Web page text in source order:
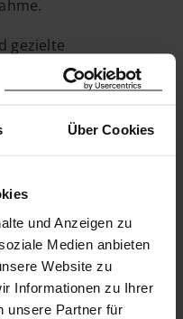
Über Cookies
und Anzeigen zu
Medien anbieten
Website zu
Informationen zu Ihrer
unsere Partner für
gezielte
im Baugewerbe.
echte Lust aufs
Teamfähigkeit.
Belastbarkeit.
UND ERSCHAFFE
INTERNET